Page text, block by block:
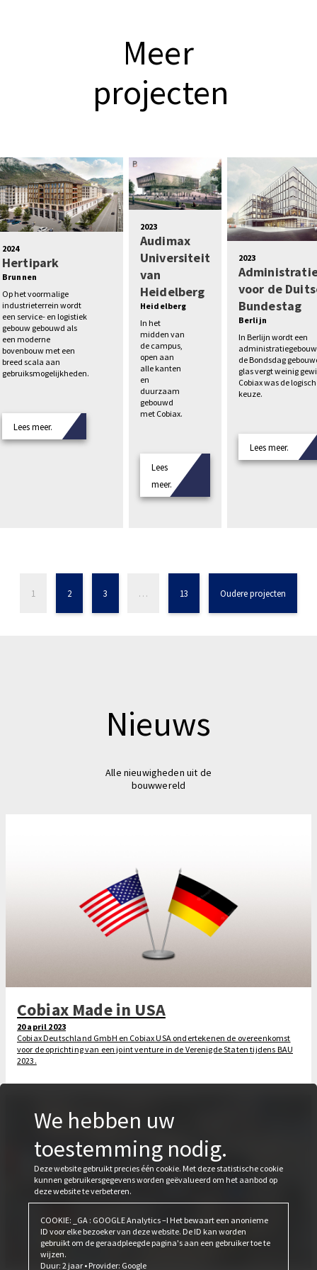
Meer
projecten
2024
Hertipark
Brunnen
Op het voormalige
industrieterrein wordt
een service- en logistiek
gebouw gebouwd als
een moderne
bovenbouw met een
breed scala aan
gebruiksmogelijkheden.
Lees meer.
2023
Audimax
Universiteit
van
Heidelberg
Heidelberg
In het
midden van
de campus,
open aan
alle kanten
en
duurzaam
gebouwd
met Cobiax.
Lees
meer.
2023
voor de
Bundestag
Berlijn
In Berlijn wordt een
de Bondsdag
glas vergt weinig
Cobiax was de
keuze.
Lees meer.
1 2 3 … 13 Oudere projecten
Nieuws
Alle nieuwigheden uit de
bouwwereld
Cobiax Made in USA
20 april 2023
Cobiax Deutschland GmbH en Cobiax USA ondertekenen de overeenkomst
voor de oprichting van een joint venture in de Verenigde Staten tijdens BAU
2023.
We hebben uw
toestemming nodig.
Deze website gebruikt precies één cookie. Met deze statistische cookie
kunnen gebruikersgegevens worden geëvalueerd om het aanbod op
deze website te verbeteren.
COOKIE: _GA : GOOGLE Analytics –I Het bewaart een anonieme
ID voor elke bezoeker van deze website. De ID kan worden
gebruikt om de geraadpleegde pagina's aan een gebruiker toe te
wijzen.
Duur: 2 jaar • Provider: Google